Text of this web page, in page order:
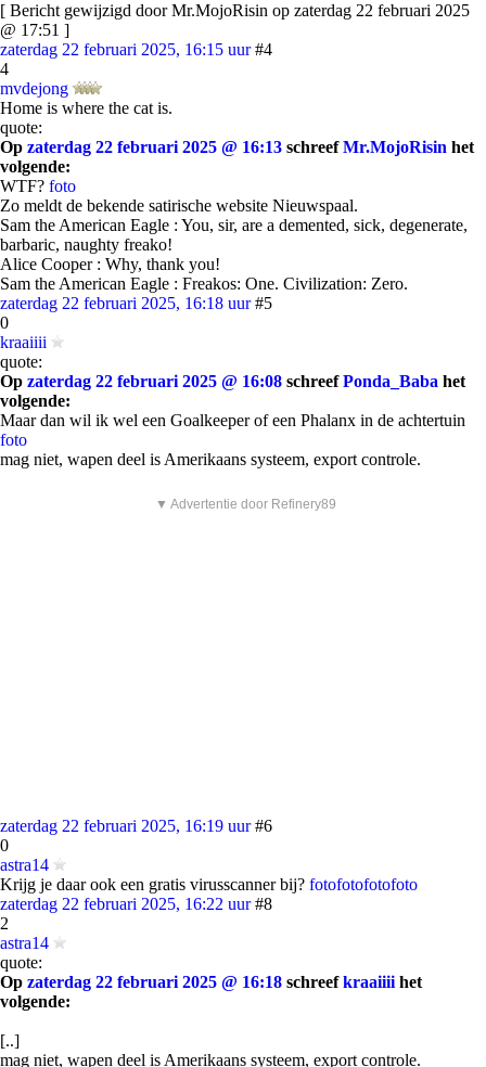
[ Bericht gewijzigd door Mr.MojoRisin op zaterdag 22 februari 2025
@ 17:51 ]
zaterdag 22 februari 2025, 16:15 uur #4
4
mvdejong
Home is where the cat is.
quote:
Op zaterdag 22 februari 2025 @ 16:13 schreefMr.MojoRisin het
volgende:
WTF? foto
Zo meldt de bekende satirische website Nieuwspaal.
Sam the American Eagle : You, sir, are a demented, sick, degenerate,
barbaric, naughty freako!
Alice Cooper : Why, thank you!
Sam the American Eagle : Freakos: One. Civilization: Zero.
zaterdag 22 februari 2025, 16:18 uur #5
0
kraaiiii
quote:
Op zaterdag 22 februari 2025 @ 16:08 schreefPonda_Baba het
volgende:
Maar dan wil ik wel een Goalkeeper of een Phalanx in de achtertuin
foto
mag niet, wapen deel is Amerikaans systeem, export controle.
▼ Advertentie door Refinery89
zaterdag 22 februari 2025, 16:19 uur #6
0
astra14
Krijg je daar ook een gratis virusscanner bij? fotofotofotofoto
zaterdag 22 februari 2025, 16:22 uur #8
2
astra14
quote:
Op zaterdag 22 februari 2025 @ 16:18 schreefkraaiiii het
volgende:
[..]
mag niet, wapen deel is Amerikaans systeem, export controle.